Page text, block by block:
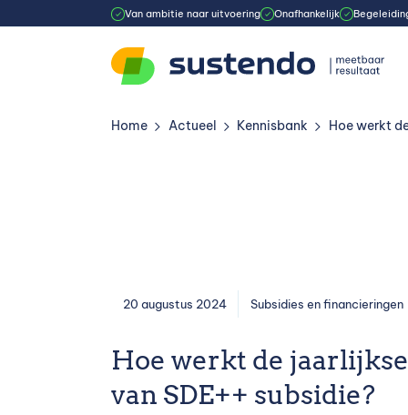
Van ambitie naar uitvoering Onafhankelijk
Home » Actueel » Kennisbank » Hoe werkt
20 augustus 2024 Subsidies en financieringen
Hoe werkt de
van SDE++ subsidie?